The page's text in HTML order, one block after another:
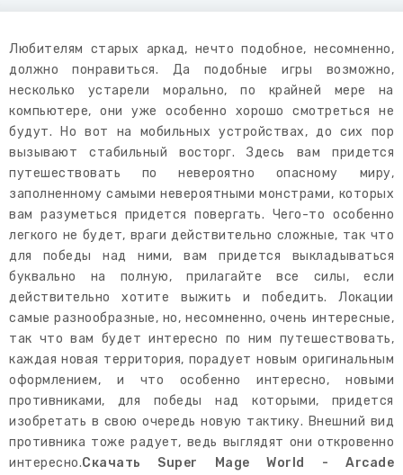
Любителям старых аркад, нечто подобное, несомненно,
должно понравиться. Да подобные игры возможно,
несколько устарели морально, по крайней мере на
компьютере, они уже особенно хорошо смотреться не
будут. Но вот на мобильных устройствах, до сих пор
вызывают стабильный восторг. Здесь вам придется
путешествовать по невероятно опасному миру,
заполненному самыми невероятными монстрами, которых
вам разуметься придется повергать. Чего-то особенно
легкого не будет, враги действительно сложные, так что
для победы над ними, вам придется выкладываться
буквально на полную, прилагайте все силы, если
действительно хотите выжить и победить. Локации
самые разнообразные, но, несомненно, очень интересные,
так что вам будет интересно по ним путешествовать,
каждая новая территория, порадует новым оригинальным
оформлением, и что особенно интересно, новыми
противниками, для победы над которыми, придется
изобретать в свою очередь новую тактику. Внешний вид
противника тоже радует, ведь выглядят они откровенно
интересно.Скачать Super Mage World - Arcade